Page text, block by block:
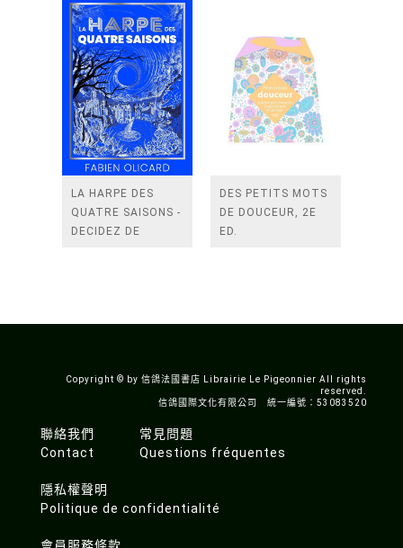
LA HARPE DES
QUATRE SAISONS -
DECIDEZ DE
DES PETITS MOTS
DE DOUCEUR, 2E
ED.
Copyright © by 信鴿法國書店 Librairie Le Pigeonnier All rights
reserved.
信鴿國際文化有限公司 統一編號：53083520
聯絡我們
Contact
常見問題
Questions fréquentes
隱私權聲明
Politique de confidentialité